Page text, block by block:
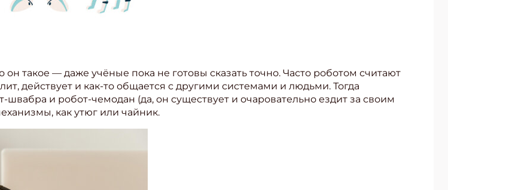
такое — даже учёные пока не готовы сказать точно. Часто роботом считают
действует и как-то общается с другими системами и людьми. Тогда
швабра и робот-чемодан (да, он существует и очаровательно ездит за своим
как утюг или чайник.